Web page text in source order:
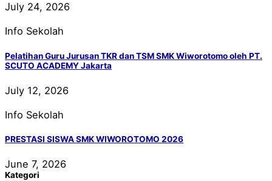
July 24, 2026
Info Sekolah
Pelatihan Guru Jurusan TKR dan TSM SMK Wiworotomo oleh PT.
SCUTO ACADEMY Jakarta
July 12, 2026
Info Sekolah
PRESTASI SISWA SMK WIWOROTOMO 2026
June 7, 2026
Kategori